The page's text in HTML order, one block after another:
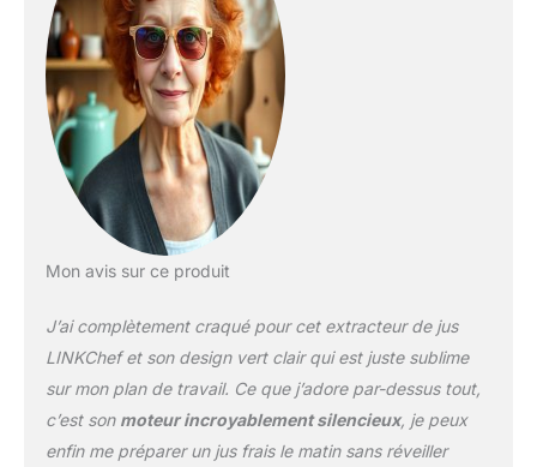
pressage doux contribue
à préserver au mieux les
vitamines, les enzymes
et les nutriments
naturellement présents
dans les aliments.
Rendement élevé, moins
de gaspillage : Doté d'un
efficacement les fruits et
légumes afin d'obtenir
un excellent rendement
en jus. Cette extraction
performante permet
d'utiliser au mieux les
Mon avis sur ce produit
J’ai complètement craqué pour cet extracteur de jus
LINKChef et son design vert clair qui est juste sublime
sur mon plan de travail. Ce que j’adore par-dessus tout,
c’est son moteur incroyablement silencieux, je peux
enfin me préparer un jus frais le matin sans réveiller